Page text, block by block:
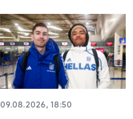
09.08.2026, 18:50